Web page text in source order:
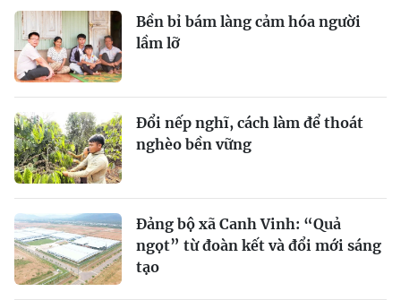
Bền bỉ bám làng cảm hóa người
lầm lỡ
Đổi nếp nghĩ, cách làm để thoát
nghèo bền vững
Đảng bộ xã Canh Vinh: “Quả
ngọt” từ đoàn kết và đổi mới sáng
tạo